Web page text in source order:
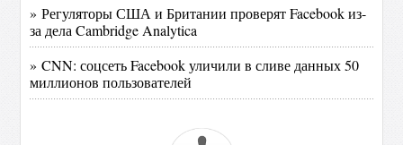
» Регуляторы США и Британии проверят Facebook из-
за дела Cambridge Analytica
» CNN: соцсеть Facebook уличили в сливе данных 50
миллионов пользователей